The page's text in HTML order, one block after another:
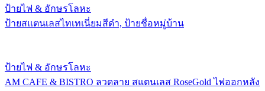
ป้ายไฟ & อักษรโลหะ
ป้ายสแตนเลสไทเทเนี่ยมสีดำ, ป้ายชื่อหมู่บ้าน
ป้ายไฟ & อักษรโลหะ
AM CAFE & BISTRO ลวดลาย สแตนเลส RoseGold ไฟออกหลัง